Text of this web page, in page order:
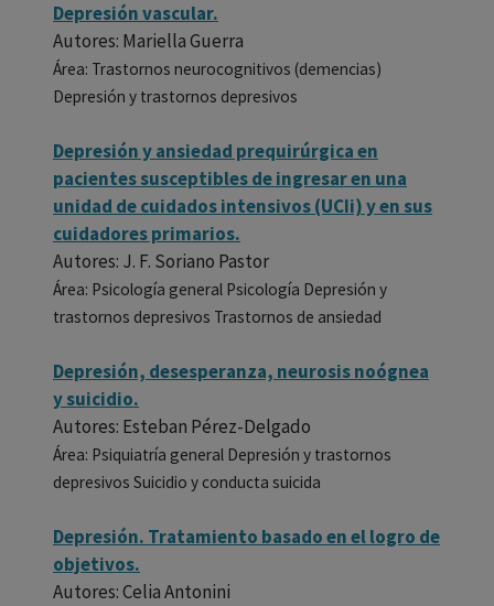
Depresión vascular.
Autores: Mariella Guerra
Área: Trastornos neurocognitivos (demencias)
Depresión y trastornos depresivos
Depresión y ansiedad prequirúrgica en
pacientes susceptibles de ingresar en una
unidad de cuidados intensivos (UCIi) y en sus
cuidadores primarios.
Autores: J. F. Soriano Pastor
Área: Psicología general Psicología Depresión y
trastornos depresivos Trastornos de ansiedad
Depresión, desesperanza, neurosis noógnea
y suicidio.
Autores: Esteban Pérez-Delgado
Área: Psiquiatría general Depresión y trastornos
depresivos Suicidio y conducta suicida
Depresión. Tratamiento basado en el logro de
objetivos.
Autores: Celia Antonini